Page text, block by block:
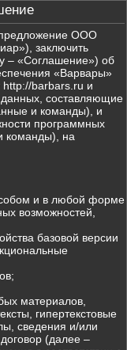
предложение ООО
заключить
– «Соглашение») об
«Варвары»
barbars.ru и
составляющие
и команды), и
программных
команды), на
и в любой форме
возможностей,
базовой версии
материалов,
гипертекстовые
сведения и/или
(далее –